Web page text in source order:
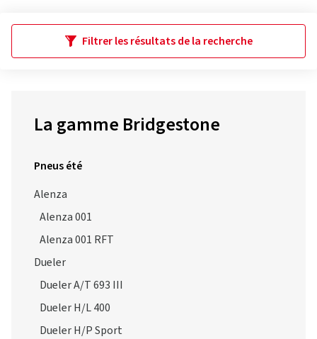
Filtrer les résultats de la recherche
La gamme Bridgestone
Pneus été
Alenza
Alenza 001
Alenza 001 RFT
Dueler
Dueler A/T 693 III
Dueler H/L 400
Dueler H/P Sport